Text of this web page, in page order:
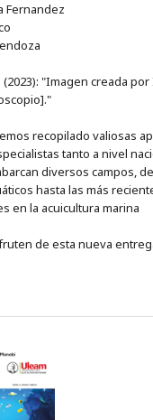
Fernandez
"Imagen creada
recopilado valiosas
tanto a nivel
diversos campos,
hasta las más
en la acuicultura marina
de esta nueva